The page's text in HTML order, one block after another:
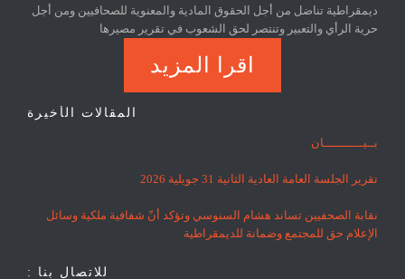
ديمقراطية تناضل من أجل الحقوق المادية والمعنوية للصحافيين ومن أجل
حرية الرأي والتعبير وتنتصر لحق الشعوب في تقرير مصيرها
اقرا المزيد
المقالات الأخيرة
بــيـــــــــــان
تقرير الجلسة العامة العادية الثانية 31 جويلية 2026
نقابة الصحفيين تساند هشام السنوسي وتؤكد أنّ شفافية ملكية وسائل
الإعلام حق للمجتمع وضمانة للديمقراطية
للاتصال بنا :